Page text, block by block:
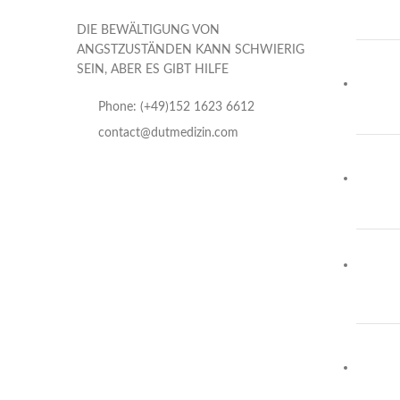
DIE BEWÄLTIGUNG VON
ANGSTZUSTÄNDEN KANN SCHWIERIG
SEIN, ABER ES GIBT HILFE
Phone: (+49)152 1623 6612
contact@dutmedizin.com